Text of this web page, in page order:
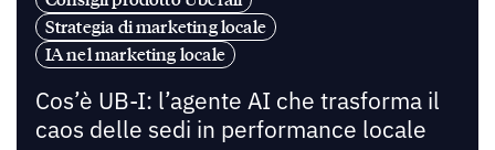
Strategia di marketing locale
IA nel marketing locale
Cos’è UB-I: l’agente AI che trasforma il
caos delle sedi in performance locale